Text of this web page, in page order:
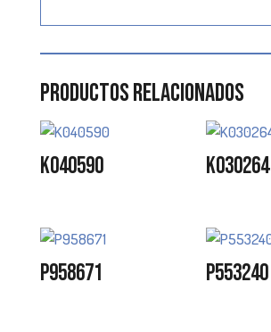
Productos relacionados
K040590 K030264
P958671 P553240